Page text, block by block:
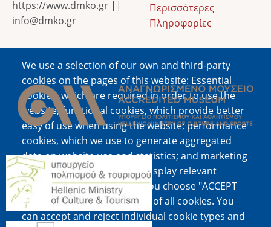
We use a selection of our own and third-party
cookies on the pages of this website: Essential
cookies, which are required in order to use the
website; functional cookies, which provide better
easy of use when using the website; performance
cookies, which we use to generate aggregated
data on website use and statistics; and marketing
cookies, which are used to display relevant
content and advertising. If you choose "ACCEPT
ALL", you consent to the use of all cookies. You
can accept and reject individual cookie types and
https://www.dmko.gr ||
info@dmko.gr
Περισσότερες
Πληροφορίες
Image
Image